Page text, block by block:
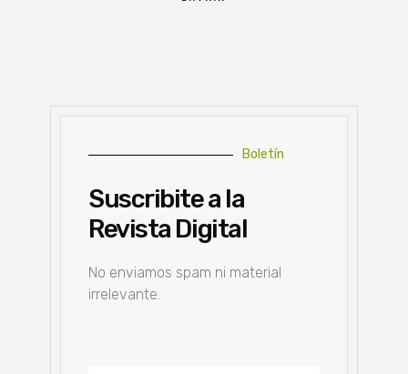
Boletín
Suscribite a la
Revista Digital
No enviamos spam ni material
irrelevante.